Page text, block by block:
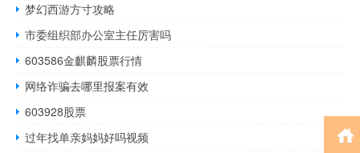
梦幻西游方寸攻略
市委组织部办公室主任厉害吗
603586金麒麟股票行情
网络诈骗去哪里报案有效
603928股票
过年找单亲妈妈好吗视频